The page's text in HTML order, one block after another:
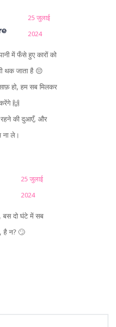
25 जुलाई
2024
में फँसे हुए कारों को
थक जाता है 😔
हो, हम सब मिलकर
🙌
रहने की दुआएँ, और
ना ले।
25 जुलाई
2024
बस दो घंटे में सब
है न? 🙄